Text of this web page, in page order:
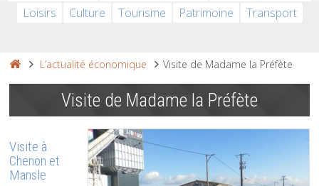
Loisirs
Culture Tourisme Patrimoine Transport
L’actualité économique Visite de Madame la Préfète
Visite de Madame la Préfète
Visite à
Chenon et
Mansle